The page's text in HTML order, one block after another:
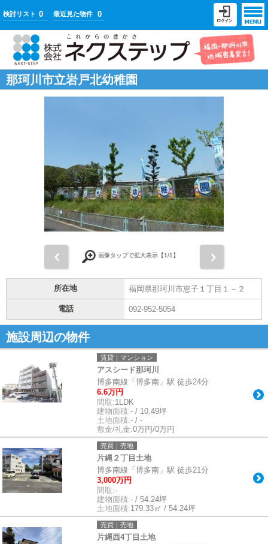
検討リスト 0 最近見た物件 0
那珂川市立岩戸北幼稚園
画像タップで拡大表示【1/1】
所在地 福岡県那珂川市恵子１丁目１－２
電話 092-952-5054
施設周辺の物件
賃貸｜マンション
アスシード那珂川
博多南線「博多南」駅 徒歩24分
6.6万円
間取:1LDK
建物面積:- / 10.49坪
土地面積:- / -
敷金/礼金:0万円/0万円
売買｜売地
片縄２丁目土地
博多南線「博多南」駅 徒歩21分
3,000万円
間取:-
建物面積:- / 54.24坪
土地面積:179.33㎡ / 54.24坪
売買｜売地
片縄西4丁目土地